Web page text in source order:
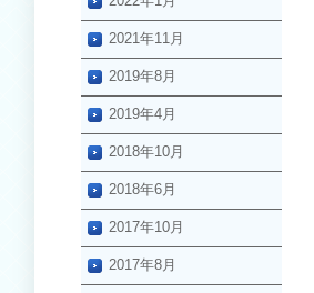
2021年11月
2019年8月
2019年4月
2018年10月
2018年6月
2017年10月
2017年8月